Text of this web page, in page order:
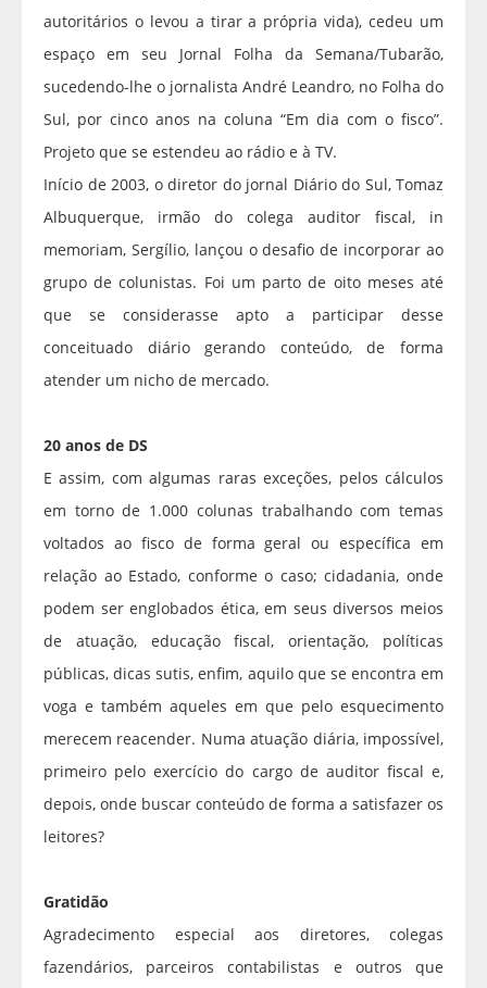
autoritários o levou a tirar a própria vida), cedeu um
espaço em seu Jornal Folha da Semana/Tubarão,
sucedendo-lhe o jornalista André Leandro, no Folha do
Sul, por cinco anos na coluna “Em dia com o fisco”.
Projeto que se estendeu ao rádio e à TV.
Início de 2003, o diretor do jornal Diário do Sul, Tomaz
Albuquerque, irmão do colega auditor fiscal, in
memoriam, Sergílio, lançou o desafio de incorporar ao
grupo de colunistas. Foi um parto de oito meses até
que se considerasse apto a participar desse
conceituado diário gerando conteúdo, de forma
atender um nicho de mercado.
20 anos de DS
E assim, com algumas raras exceções, pelos cálculos
em torno de 1.000 colunas trabalhando com temas
voltados ao fisco de forma geral ou específica em
relação ao Estado, conforme o caso; cidadania, onde
podem ser englobados ética, em seus diversos meios
de atuação, educação fiscal, orientação, políticas
públicas, dicas sutis, enfim, aquilo que se encontra em
voga e também aqueles em que pelo esquecimento
merecem reacender. Numa atuação diária, impossível,
primeiro pelo exercício do cargo de auditor fiscal e,
depois, onde buscar conteúdo de forma a satisfazer os
leitores?
Gratidão
Agradecimento especial aos diretores, colegas
fazendários, parceiros contabilistas e outros que